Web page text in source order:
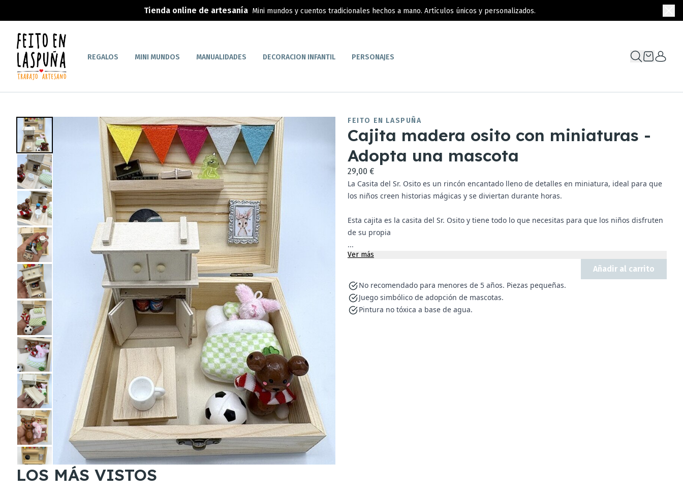
Tienda online de artesanía Mini mundos y cuentos tradicionales hechos a mano. Artículos únicos y personalizados.
REGALOS MINI MUNDOS MANUALIDADES DECORACION INFANTIL PERSONAJES
FEITO EN LASPUÑA
Cajita madera osito con miniaturas -
Adopta una mascota
29,00 €
La Casita del Sr. Osito es un rincón encantado lleno de detalles en miniatura, ideal para que
los niños creen historias mágicas y se diviertan durante horas.
Esta cajita es la casita del Sr. Osito y tiene todo lo que necesitas para que los niños disfruten
de su propia
...
Ver más
Añadir al carrito
No recomendado para menores de 5 años. Piezas pequeñas.
Juego simbólico de adopción de mascotas.
Pintura no tóxica a base de agua.
LOS MÁS VISTOS